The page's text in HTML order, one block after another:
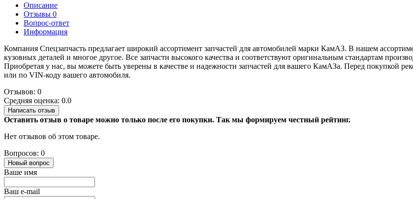
Описание
Отзывы 0
Вопрос-ответ
Информация
Компания Спецзапчасть предлагает широкий ассортимент запчастей для автомобилей марки КамАЗ. В нашем
кузовных деталей и многое другое. Все запчасти высокого качества и соответствуют оригинальным стандартам
Приобретая у нас, вы можете быть уверены в качестве и надежности запчастей для вашего КамАЗа. Перед покупкой
или по VIN-коду вашего автомобиля.
Отзывов: 0
Средняя оценка: 0.0
Написать отзыв
Оставить отзыв о товаре можно только после его покупки. Так мы формируем честный рейтинг.
Нет отзывов об этом товаре.
Вопросов: 0
Новый вопрос
Ваше имя
Ваш e-mail